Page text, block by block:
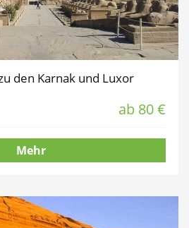
den Karnak und Luxor
ab 80 €
Mehr